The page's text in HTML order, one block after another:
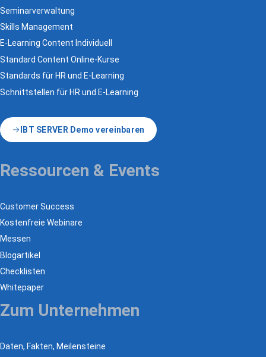
Seminarverwaltung
Skills Management
E-Learning Content Individuell
Standard Content Online-Kurse
Standards für HR und E-Learning
Schnittstellen für HR und E-Learning
IBT SERVER Demo vereinbaren
Ressourcen & Events
Customer Success
Kostenfreie Webinare
Messen
Blogartikel
Checklisten
Whitepaper
Zum Unternehmen
Daten, Fakten, Meilensteine